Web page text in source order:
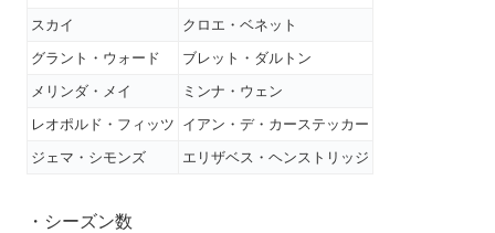
スカイ
クロエ・ベネット
グラント・ウォード
ブレット・ダルトン
メリンダ・メイ
ミンナ・ウェン
レオポルド・フィッツ イアン・デ・カーステッカー
ジェマ・シモンズ
エリザベス・ヘンストリッジ
・シーズン数